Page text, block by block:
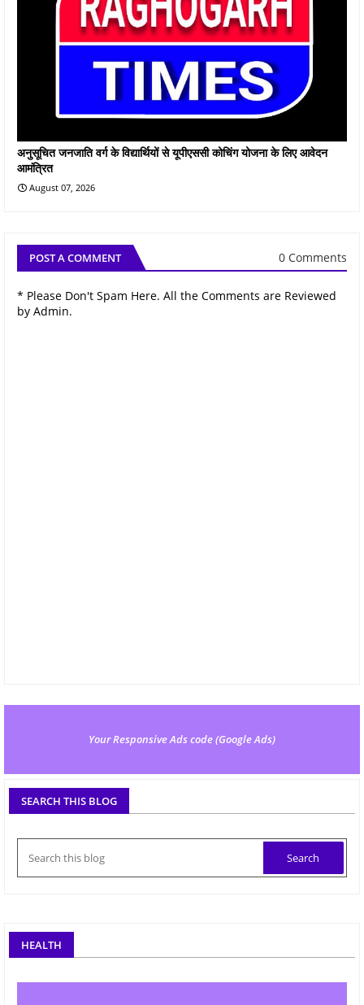
अनुसूचित जनजाति वर्ग के विद्यार्थियों से यूपीएससी कोचिंग योजना के लिए आवेदन
आमंत्रित
August 07, 2026
POST A COMMENT 0 Comments
* Please Don't Spam Here. All the Comments are Reviewed
by Admin.
Your Responsive Ads code (Google Ads)
SEARCH THIS BLOG
HEALTH